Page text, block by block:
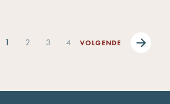
1 2 3 4 VOLGENDE